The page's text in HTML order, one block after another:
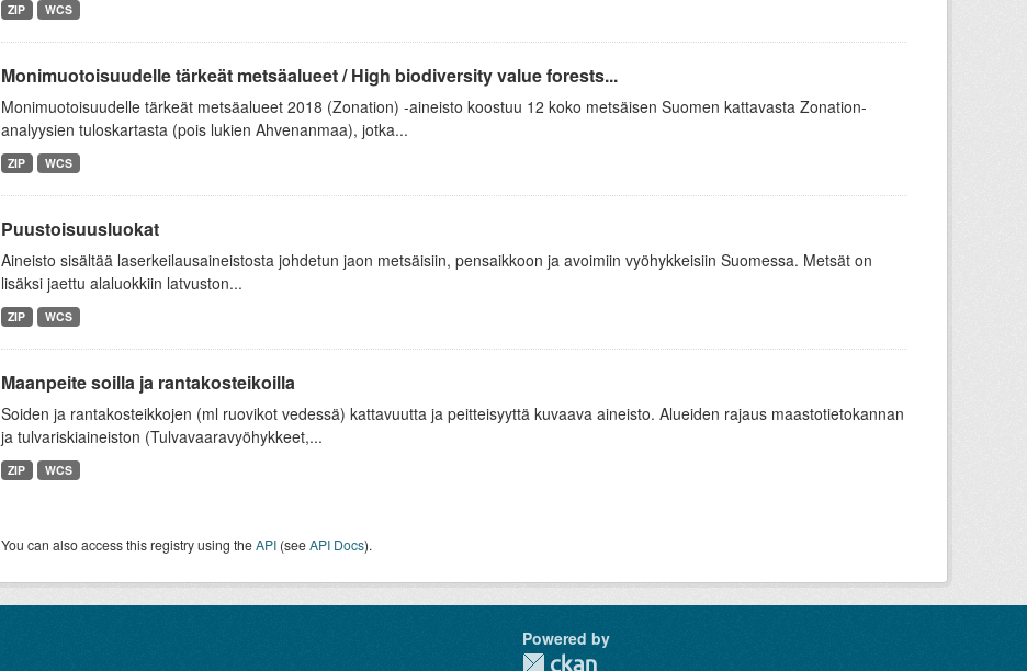
ZIP WCS
Monimuotoisuudelle tärkeät metsäalueet / High biodiversity value forests...
Monimuotoisuudelle tärkeät metsäalueet 2018 (Zonation) -aineisto koostuu 12 koko metsäisen Suomen kattavasta Zonation-
analyysien tuloskartasta (pois lukien Ahvenanmaa), jotka...
ZIP WCS
Puustoisuusluokat
Aineisto sisältää laserkeilausaineistosta johdetun jaon metsäisiin, pensaikkoon ja avoimiin vyöhykkeisiin Suomessa. Metsät on
lisäksi jaettu alaluokkiin latvuston...
ZIP WCS
Maanpeite soilla ja rantakosteikoilla
Soiden ja rantakosteikkojen (ml ruovikot vedessä) kattavuutta ja peitteisyyttä kuvaava aineisto. Alueiden rajaus maastotietokannan
ja tulvariskiaineiston (Tulvavaaravyöhykkeet,...
ZIP WCS
You can also access this registry using theAPI(seeAPI Docs).
Powered by